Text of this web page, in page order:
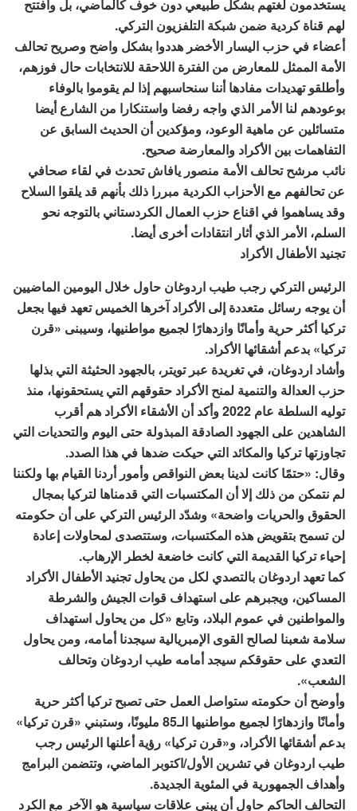
يستخدمون لغتهم بشكل طبيعي دون خوف كالماضي، بل وافتتح
لهم قناة كردية ضمن شبكة التلفزيون التركي.
أعضاء في حزب اليسار الأخضر هددوا بشكل واضح وصريح تحالف
الأمة الممثل للمعارض من الفترة اللاحقة للانتخابات حال فوزهم،
وأطلقو تهديدات مفادها أننا سنحاسبهم إذا لم يقوموا بالوفاء
بوعودهم لنا الأمر الذي واجه رفضا واستنكارا من الشارع أيضا
متسائلين عن ماهية الوعود، ومؤكدين أن الحديث السابق عن
التفاهمات بين الأكراد والمعارضة صحيح.
نائب مرشح تحالف الأمة منصور يافاش تحدث في لقاء صحافي
عن تحالفهم مع الأحزاب الكردية مبررا ذلك بأنهم قد يلقوا السلاح
وقد يساهموا في اقناع حزب العمال الكردستاني بالتوجه نحو
السلم، الأمر الذي أثار انتقادات أخرى أيضا.
تجنيد الأطفال الأكراد
الرئيس التركي رجب طيب اردوغان حاول خلال اليومين الماضيين
أن يوجه رسائل متعددة إلى الأكراد آخرها الخميس تعهد فيها بجعل
تركيا أكثر حرية وأمانًا وازدهارًا لجميع مواطنيها، وسيبنى «قرن
تركيا» بدعم أشقائها الأكراد.
وأشاد اردوغان، في تغريدة عبر تويتر، بالجهود الحثيثة التي بذلها
حزب العدالة والتنمية لمنح الأكراد حقوقهم التي يستحقونها، منذ
توليه السلطة عام 2022 وأكد أن الأشقاء الأكراد هم أقرب
الشاهدين على الجهود الصادقة المبذولة حتى اليوم والتحديات التي
تجاوزتها تركيا والمكائد التي حيكت ضدها في هذا الصدد.
وقال: «حتمًا كانت لدينا بعض النواقص وأمور أردنا القيام بها ولكننا
لم نتمكن من ذلك إلا أن المكتسبات التي قدمناها لتركيا بمجال
الحقوق والحريات واضحة» وشدّد الرئيس التركي على أن حكومته
لن تسمح بتقويض هذه المكتسبات، وستتصدى لمحاولات إعادة
إحياء تركيا القديمة التي كانت خاضعة لخطر الإرهاب.
كما تعهد اردوغان بالتصدي لكل من يحاول تجنيد الأطفال الأكراد
المساكين، ويجبرهم على استهداف قوات الجيش والشرطة
والمواطنين في عموم البلاد، وتابع «كل من يحاول استهداف
سلامة شعبنا لصالح القوى الإمبريالية سيجدنا أمامه، ومن يحاول
التعدي على حقوقكم سيجد أمامه طيب اردوغان وتحالف
الشعب».
وأوضح أن حكومته ستواصل العمل حتى تصبح تركيا أكثر حرية
وأمانًا وازدهارًا لجميع مواطنيها الـ85 مليونًا، وستبني «قرن تركيا»
بدعم أشقائها الأكراد، و«قرن تركيا» رؤية أعلنها الرئيس رجب
طيب اردوغان في تشرين الأول/اكتوبر الماضي، وتتضمن البرامج
وأهداف الجمهورية في المئوية الجديدة.
التحالف الحاكم حاول أن يبني علاقات سياسية هو الآخر مع الكرد